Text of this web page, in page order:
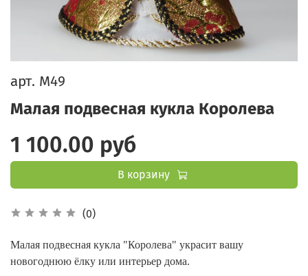
арт. М49
Малая подвесная кукла Королева
(0)
1 100.00 руб
В корзину
Малая подвесная кукла "Королева" украсит вашу
новогоднюю ёлку или интерьер дома.